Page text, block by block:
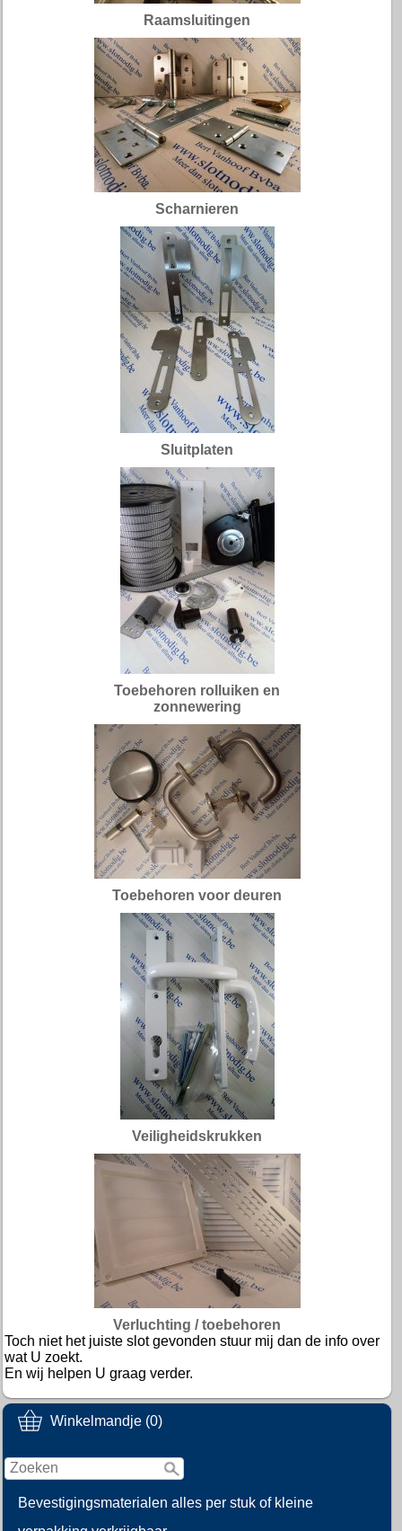
Winkelmandje (0)
Bevestigingsmaterialen alles per stuk of kleine
Raamsluitingen
Scharnieren
Sluitplaten
Toebehoren rolluiken en
zonnewering
Toebehoren voor deuren
Veiligheidskrukken
Verluchting / toebehoren
Toch niet het juiste slot gevonden stuur mij dan de info over
wat U zoekt.
En wij helpen U graag verder.